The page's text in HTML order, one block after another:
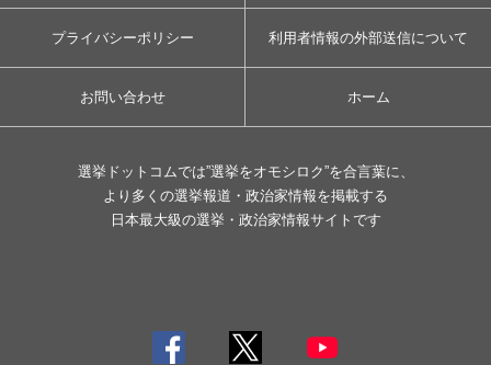
プライバシーポリシー 利用者情報の外部送信について
お問い合わせ ホーム
選挙ドットコムでは”選挙をオモシロク”を合言葉に、
より多くの選挙報道・政治家情報を掲載する
日本最大級の選挙・政治家情報サイトです